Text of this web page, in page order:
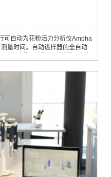
可自动为花粉活力分析仪Ampha
量时间。自动进样器的全自动
于进行快速沉淀细胞（如花粉）
能示意图高度的灵活性一次可